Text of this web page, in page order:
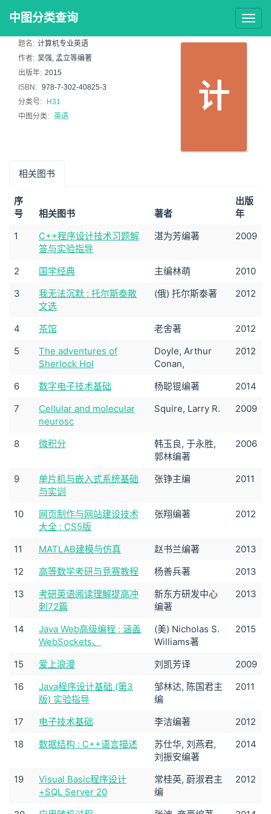
中图分类查询
计
题名: 计算机专业英语
作者: 吴强, 孟立等编著
出版年: 2015
ISBN: 978-7-302-40825-3
分类号:
H31
中图分类: 英语
相关图书
序
号
相关图书 著者
出版
年
1
C++程序设计技术习题解
答与实验指导
湛为芳编著 2009
2 国学经典 主编林萌
2010
3
我无法沉默 : 托尔斯泰散
文选
(俄) 托尔斯泰著 2012
4 茶馆 老舍著
2012
5
The adventures of
Sherlock Hol
Doyle, Arthur
Conan,
2012
6 数字电子技术基础 杨聪锟编著
2014
7
Cellular and molecular
neurosc
Squire, Larry R. 2009
8 微积分
韩玉良, 于永胜,
郭林编著
2006
9
单片机与嵌入式系统基础
与实训
张铮主编 2011
10
网页制作与网站建设技术
大全 : CS5版
张翔编著 2012
11 MATLAB建模与仿真 赵书兰编著
2013
12
高等数学考研与竞赛教程 杨善兵著
2013
13
考研英语阅读理解提高冲
刺72篇
新东方研发中心
编著
2013
14
Java Web高级编程 : 涵盖
WebSockets、
(美) Nicholas S.
Williams著
2015
15 爱上浪漫 刘凯芳译
2009
16
Java程序设计基础 (第3
版) 实验指导
邹林达, 陈国君主
编
2011
17 电子技术基础 李洁编著
2012
18
数据结构 : C++语言描述
苏仕华, 刘燕君,
刘振安编著
2014
19
Visual Basic程序设计
+SQL Server 20
常桂英, 蔚淑君主
编
2012